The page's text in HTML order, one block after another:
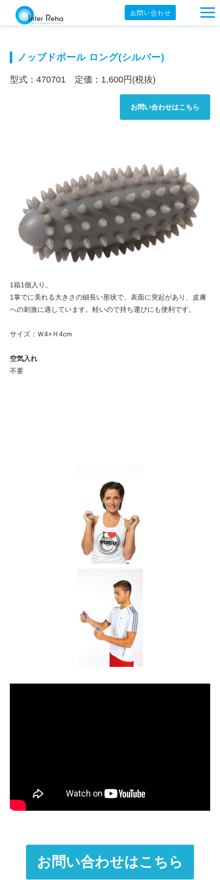
お問い合わせ
製品一覧
展示会・学会
セミナー情報
English
ノッブドボール ロング(シルバー)
型式：470701 定価：1,600円(税抜)
お問い合わせはこちら
1箱1個入り。
1掌でに美れる大きさの細長い形状で、表面に突起があり、皮膚
への刺激に適しています。軽いので持ち運びにも便利です。
サイズ：Ｗ4×Ｈ4cm
空気入れ
不要
お問い合わせはこちら